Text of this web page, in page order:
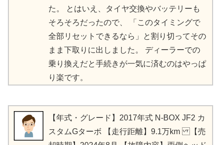
た。 とはいえ、タイヤ交換やバッテリーも
そろそろだったので、 「このタイミングで
全部リセットできるなら」と割り切ってその
まま下取りに出しました。 ディーラーでの
乗り換えだと手続きが一気に済むのはやっぱ
り楽です。
【年式・グレード】2017年式 N-BOX JF2 カ
スタムGターボ 【走行距離】9.1万km 【売